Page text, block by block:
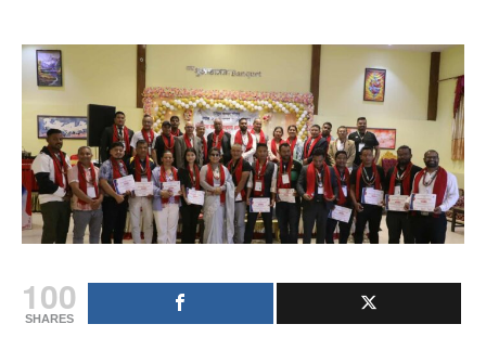
100
SHARES